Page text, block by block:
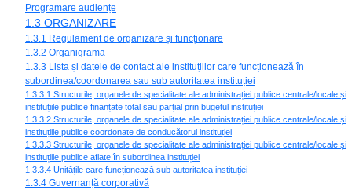
Programare audiențe
1.3 ORGANIZARE
1.3.1 Regulament de organizare și funcționare
1.3.2 Organigrama
1.3.3 Lista și datele de contact ale instituțiilor care funcționează în
subordinea/coordonarea sau sub autoritatea instituției
1.3.3.1 Structurile, organele de specialitate ale administrației publice centrale/locale și
instituțiile publice finanțate total sau parțial prin bugetul instituției
1.3.3.2 Structurile, organele de specialitate ale administrației publice centrale/locale și
instituțiile publice coordonate de conducătorul instituției
1.3.3.3 Structurile, organele de specialitate ale administrației publice centrale/locale și
instituțiile publice aflate în subordinea instituției
1.3.3.4 Unitățile care funcționează sub autoritatea instituției
1.3.4 Guvernanță corporativă